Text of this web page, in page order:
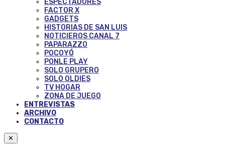
FACTOR X
GADGETS
HISTORIAS DE SAN LUIS
NOTICIEROS CANAL 7
PAPARAZZO
POCOYÓ
PONLE PLAY
SOLO GRUPERO
SOLO OLDIES
TV HOGAR
ZONA DE JUEGO
ENTREVISTAS
ARCHIVO
CONTACTO
✕